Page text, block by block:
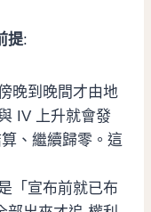
提:
晚到晚間才由地
IV 上升就會發
、繼續歸零。這
「宣布前就已布